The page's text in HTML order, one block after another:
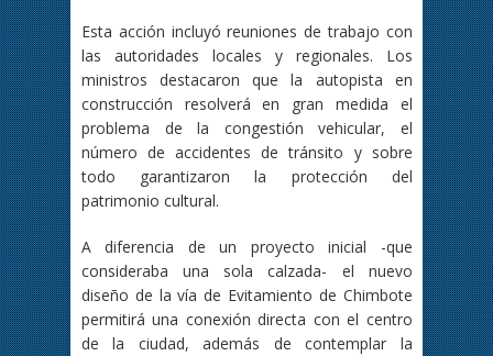
Esta acción incluyó reuniones de trabajo con
las autoridades locales y regionales. Los
ministros destacaron que la autopista en
construcción resolverá en gran medida el
problema de la congestión vehicular, el
número de accidentes de tránsito y sobre
todo garantizaron la protección del
patrimonio cultural.
A diferencia de un proyecto inicial -que
consideraba una sola calzada- el nuevo
diseño de la vía de Evitamiento de Chimbote
permitirá una conexión directa con el centro
de la ciudad, además de contemplar la